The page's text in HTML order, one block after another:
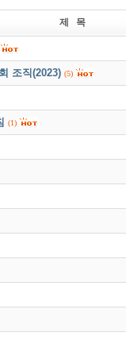
제 목
조직(2023) (5)
(1)